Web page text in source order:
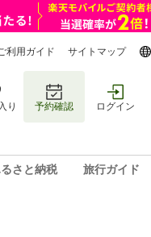
利用ガイド サイトマップ
り 予約確認 ログイン
さと納税 旅行ガイド